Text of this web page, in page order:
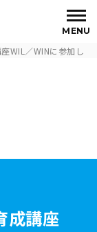
MENU
WIL／WINに参加して
成講座